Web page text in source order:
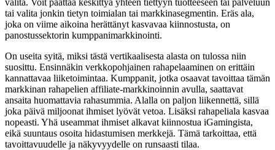
tai valita jonkin tietyn toimialan tai markkinasegmentin. Eräs ala,
joka on viime aikoina herättänyt kasvavaa kiinnostusta, on
panostussektorin kumppanimarkkinointi.
On useita syitä, miksi tästä vertikaalisesta alasta on tulossa niin
suosittu. Ensinnäkin verkkopohjainen rahapelaaminen on erittäin
kannattavaa liiketoimintaa. Kumppanit, jotka osaavat tavoittaa tämän
markkinan rahapelien affiliate-markkinoinnin avulla, saattavat
ansaita huomattavia rahasummia. Alalla on paljon liikennettä, sillä
joka päivä miljoonat ihmiset lyövät vetoa. Lisäksi rahapeliala kasvaa
nopeasti. Yhä useammat ihmiset alkavat kiinnostua iGamingista,
eikä suuntaus osoita hidastumisen merkkejä. Tämä tarkoittaa, että
tavoittavuudelle ja näkyvyydelle on runsaasti tilaa.